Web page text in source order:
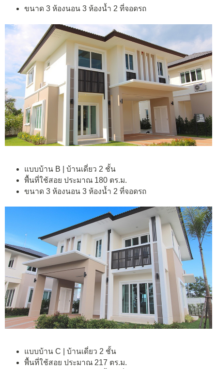
ขนาด 3 ห้องนอน 3 ห้องน้ำ 2 ที่จอดรถ
แบบบ้าน B | บ้านเดี่ยว 2 ชั้น
พื้นที่ใช้สอย ประมาณ 180 ตร.ม.
ขนาด 3 ห้องนอน 3 ห้องน้ำ 2 ที่จอดรถ
แบบบ้าน C | บ้านเดี่ยว 2 ชั้น
พื้นที่ใช้สอย ประมาณ 217 ตร.ม.